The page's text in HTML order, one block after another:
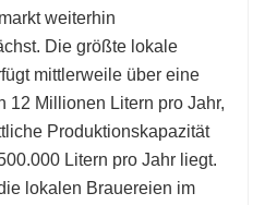
weiterhin
Die größte lokale
mittlerweile über eine
12 Millionen Litern pro Jahr,
Produktionskapazität
Litern pro Jahr liegt.
lokalen Brauereien im